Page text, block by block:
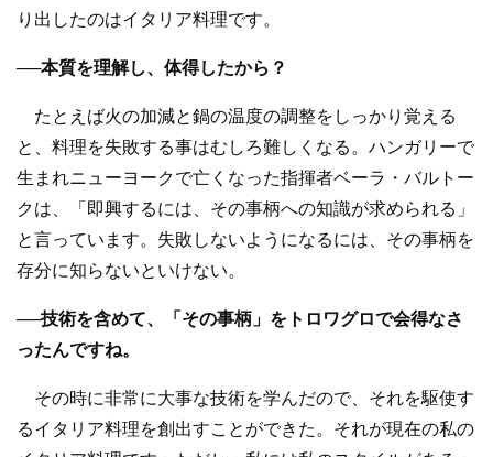
り出したのはイタリア料理です。
──本質を理解し、体得したから？
たとえば火の加減と鍋の温度の調整をしっかり覚える
と、料理を失敗する事はむしろ難しくなる。ハンガリーで
生まれニューヨークで亡くなった指揮者ベーラ・バルトー
クは、「即興するには、その事柄への知識が求められる」
と言っています。失敗しないようになるには、その事柄を
存分に知らないといけない。
──技術を含めて、「その事柄」をトロワグロで会得なさ
ったんですね。
その時に非常に大事な技術を学んだので、それを駆使す
るイタリア料理を創出すことができた。それが現在の私の